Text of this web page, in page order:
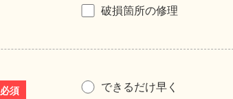
破損箇所の修理
必須 できるだけ早く